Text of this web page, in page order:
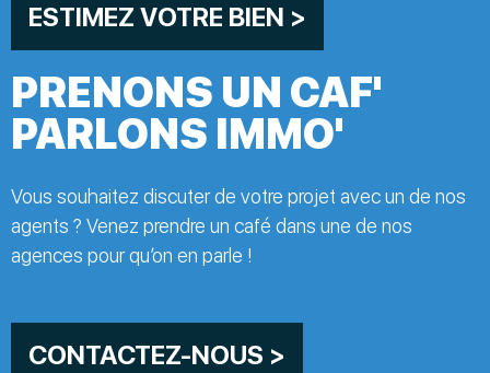
PRENONS UN CAF'
PARLONS IMMO'
Vous souhaitez discuter de votre projet avec un de nos
agents ? Venez prendre un café dans une de nos
agences pour qu’on en parle !
CONTACTEZ-NOUS >
ESTIMEZ VOTRE BIEN >